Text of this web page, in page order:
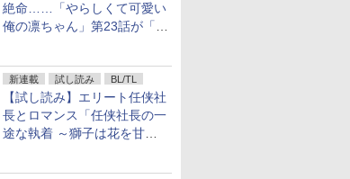
絶命……「やらしくて可愛い
俺の凛ちゃん」第23話が「コ
新連載 試し読み BL/TL
【試し読み】エリート任侠社
長とロマンス「任侠社長の一
途な執着 ～獅子は花を甘く